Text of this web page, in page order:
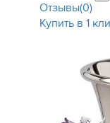
Отзывы(0)
Купить в 1